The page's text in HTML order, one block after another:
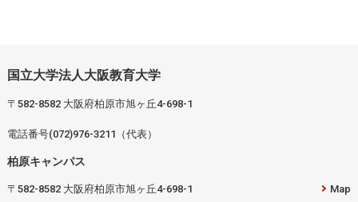
国立大学法人大阪教育大学
〒582-8582 大阪府柏原市旭ヶ丘4-698-1
電話番号(072)976-3211（代表）
柏原キャンパス
〒582-8582 大阪府柏原市旭ヶ丘4-698-1 Map